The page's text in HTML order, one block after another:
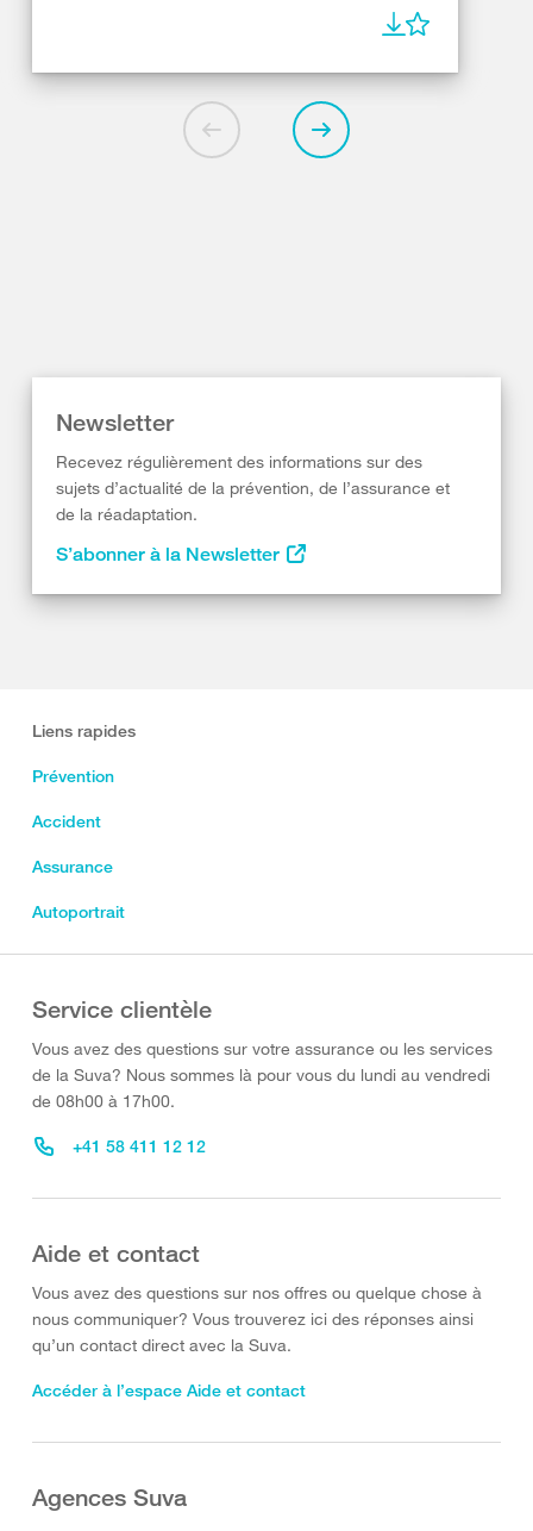
Newsletter
Recevez régulièrement des informations sur des
sujets d’actualité de la prévention, de l’assurance et
de la réadaptation.
S’abonner à la Newsletter
Liens rapides
Prévention
Accident
Assurance
Autoportrait
Service clientèle
Vous avez des questions sur votre assurance ou les services
de la Suva? Nous sommes là pour vous du lundi au vendredi
de 08h00 à 17h00.
+41 58 411 12 12
Aide et contact
Vous avez des questions sur nos offres ou quelque chose à
nous communiquer? Vous trouverez ici des réponses ainsi
qu’un contact direct avec la Suva.
Accéder à l’espace Aide et contact
Agences Suva